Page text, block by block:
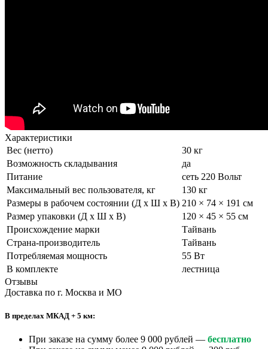
Характеристики
Вес (нетто)
30 кг
Возможность складывания
да
Питание
сеть 220 Вольт
Максимальный вес пользователя, кг
130 кг
Размеры в рабочем состоянии (Д х Ш х В) 210 × 74 × 191 см
Размер упаковки (Д х Ш х В)
120 × 45 × 55 см
Происхождение марки
Тайвань
Страна-производитель
Тайвань
Потребляемая мощность
55 Вт
В комплекте
лестница
Отзывы
Доставка по г. Москва и МО
В пределах МКАД + 5 км:
При заказе на сумму более 9 000 рублей — бесплатно